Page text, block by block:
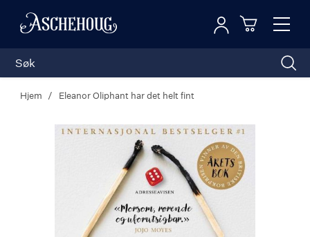
Toggle
Logg inn
Hjem Eleanor Oliphant har det helt fint